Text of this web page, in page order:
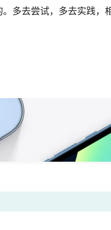
多去尝试，多去实践，